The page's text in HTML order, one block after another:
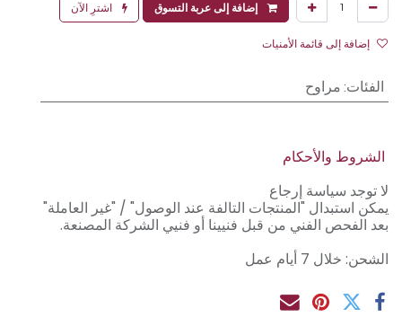
إضافة إلى عربة التسوق اشترِ الآن
إضافة إلى قائمة الأمنيات
الفئات: مراوح
الشروط والأحكام
لا توجد سياسة إرجاع
يمكن استبدال "المنتجات التالفة عند الوصول" / "غير العاملة"
بعد الفحص الفني من قبل فنيينا أو فنيي الشركة المصنعة.
الشحن: خلال 7 أيام عمل